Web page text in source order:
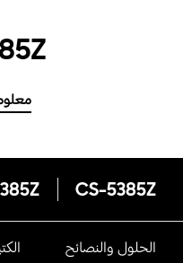
CS-5385Z
الحلول والنصائح